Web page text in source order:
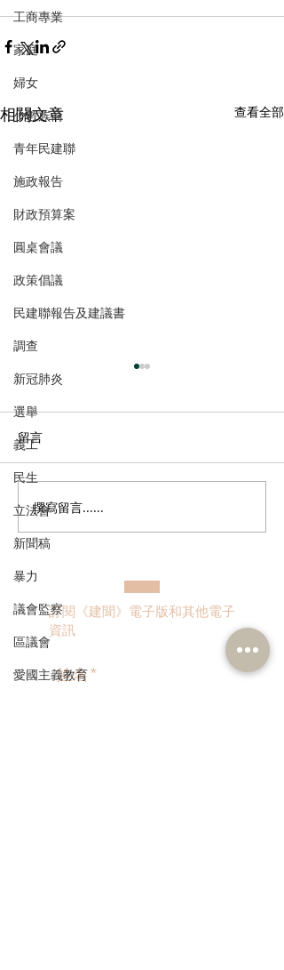
工商專業
家庭
婦女
少數族裔
青年民建聯
施政報告
財政預算案
圓桌會議
政策倡議
民建聯報告及建議書
調查
新冠肺炎
選舉
義工
民生
立法會
新聞稿
暴力
議會監察
區議會
愛國主義教育
相關文章 查看全部
港區全國人大代表團考察
安徽涇縣，調研紅色文化
保護與非遺活態傳承
留言
撰寫留言......
訂閱《建聞》電子版和其他電子
資訊